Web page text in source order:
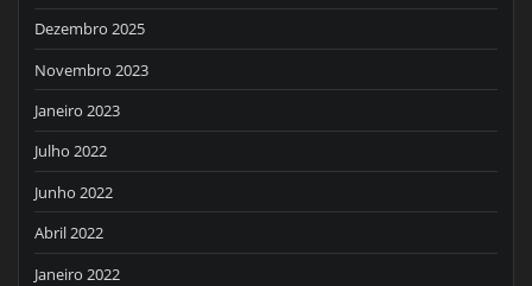
Dezembro 2025
Novembro 2023
Janeiro 2023
Julho 2022
Junho 2022
Abril 2022
Janeiro 2022